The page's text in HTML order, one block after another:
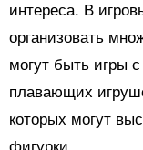
интереса. В
организовать
могут быть игры
плавающих
которых могут
фигурки.